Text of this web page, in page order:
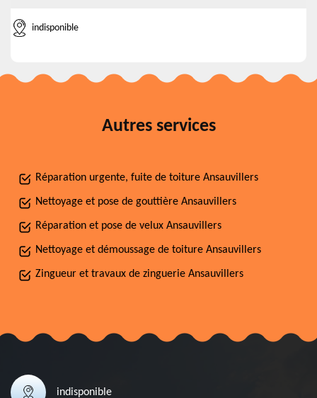
indisponible
Autres services
Réparation urgente, fuite de toiture Ansauvillers
Nettoyage et pose de gouttière Ansauvillers
Réparation et pose de velux Ansauvillers
Nettoyage et démoussage de toiture Ansauvillers
Zingueur et travaux de zinguerie Ansauvillers
indisponible